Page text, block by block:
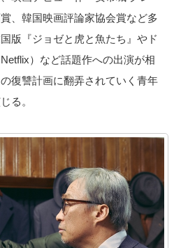
、韓国映画評論家協会賞など多
版『ジョゼと虎と魚たち』やド
）など話題作への出演が相
復讐計画に翻弄されていく青年
る。